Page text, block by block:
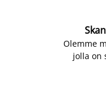
Olemme
jolla on